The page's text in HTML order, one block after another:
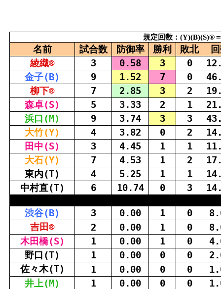
規定 回数：(Y)(B)(S)®
名前 試合数 防御率 勝利 敗北
綾織®
3 0.58 3 0
金子(B)
9 1.52 7 0
柳下®
7 2.85 3 2
森卓(S)
5 3.33 2 1
浜口(M)
9 3.74 3 3
大竹(Y) 4 3.82 0 2
田中(S)
3 4.45 1 1
大石(Y)
7 4.53 1 2
東内(T) 4 5.25 1 1
中村直(T)
6 10.74 0 3
渋谷(B) 3 0.00 1 0
吉田® 2 0.00 1 0
木田橋(S) 1 0.00 1 0
野口 (T) 1 0.00 0 0
佐々木(T) 1 0.00 0 0
井上(M) 1 0.00 0 0